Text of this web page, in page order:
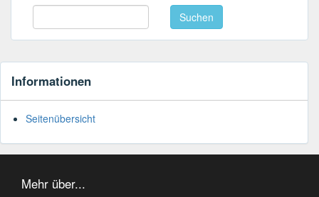
Suchen
Informationen
Seitenübersicht
Mehr über...